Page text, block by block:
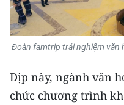
Đoàn famtrip trải nghiệm văn
Dịp này, ngành văn
chức chương trình